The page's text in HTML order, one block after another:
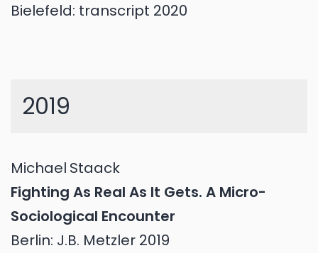
Bielefeld: transcript 2020
2019
Michael Staack
Fighting As Real As It Gets. A Micro-
Sociological Encounter
Berlin: J.B. Metzler 2019